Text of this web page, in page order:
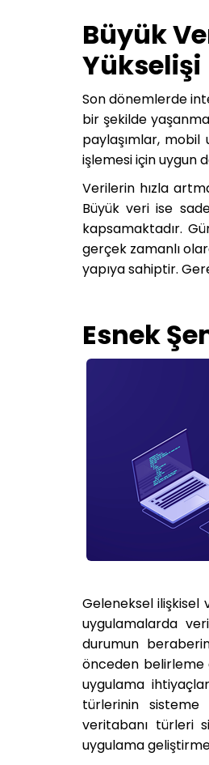
Büyük
Yükselişi
Son dönemlerde
bir şekilde
paylaşımlar,
işlemesi için uygun
Verilerin hızla
Büyük veri ise
kapsamaktadır.
gerçek zamanlı
yapıya sahiptir.
Esnek
Geleneksel
uygulamalarda
durumun
önceden belirleme
uygulama
türlerinin sisteme
veritabanı türleri
uygulama